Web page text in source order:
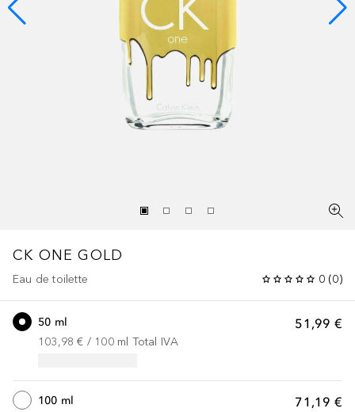
CK ONE GOLD
Eau de toilette 0 (0)
51,99 €
50 ml
103,98 € / 100 ml Total IVA
71,19 €
100 ml